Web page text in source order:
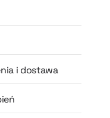
i dostawa